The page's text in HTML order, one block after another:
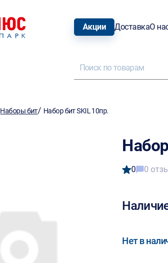
Акции ДоставкаО
Наборы бит/ Набор бит SKIL 10пр.
0 0
Нет в